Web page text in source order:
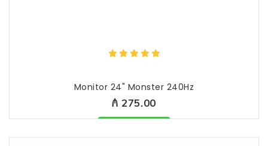
Monitor 24" Monster 240Hz
₼ 275.00
Məhsul mövcuddur